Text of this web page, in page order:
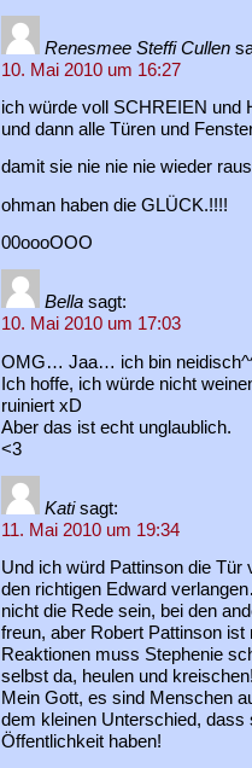
Renesmee Steffi Cullen
10. Mai 2010 um 16:27
ich würde voll SCHREIEN und
und dann alle Türen und
damit sie nie nie nie wieder
ohman haben die GLÜCK.!!!!
00oooOOO
Bella sagt:
10. Mai 2010 um 17:03
OMG… Jaa… ich bin
Ich hoffe, ich würde nicht
ruiniert xD
Aber das ist echt unglaublich.
<3
Kati sagt:
11. Mai 2010 um 19:34
Und ich würd Pattinson die
den richtigen Edward
nicht die Rede sein, bei den
freun, aber Robert Pattinson
Reaktionen muss Stephenie
selbst da, heulen und
Mein Gott, es sind Menschen
dem kleinen Unterschied, dass
Öffentlichkeit haben!